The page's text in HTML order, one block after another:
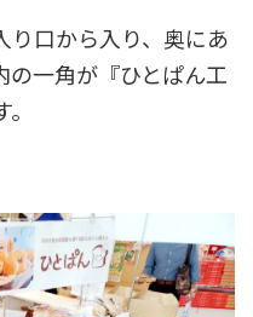
り口から入り、奥にあ
の一角が『ひとぱん工